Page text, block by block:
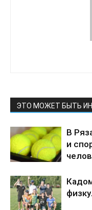
ЭТО МОЖЕТ БЫТЬ
В
и